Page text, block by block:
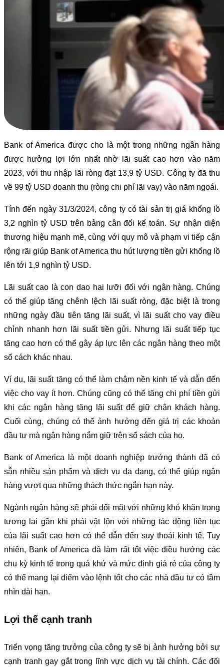
Bank of America được cho là một trong những ngân hàng
được hưởng lợi lớn nhất nhờ lãi suất cao hơn vào năm
2023, với thu nhập lãi ròng đạt 13,9 tỷ USD. Công ty đã thu
về 99 tỷ USD doanh thu (ròng chi phí lãi vay) vào năm ngoái.
Tính đến ngày 31/3/2024, công ty có tài sản trị giá khổng lồ
3,2 nghìn tỷ USD trên bảng cân đối kế toán. Sự nhận diện
thương hiệu mạnh mẽ, cùng với quy mô và phạm vi tiếp cận
rộng rãi giúp Bank of America thu hút lượng tiền gửi khổng lồ
lên tới 1,9 nghìn tỷ USD.
Lãi suất cao là con dao hai lưỡi đối với ngân hàng. Chúng
có thể giúp tăng chênh lệch lãi suất ròng, đặc biệt là trong
những ngày đầu tiên tăng lãi suất, vì lãi suất cho vay điều
chỉnh nhanh hơn lãi suất tiền gửi. Nhưng lãi suất tiếp tục
tăng cao hơn có thể gây áp lực lên các ngân hàng theo một
số cách khác nhau.
Ví dụ, lãi suất tăng có thể làm chậm nền kinh tế và dẫn đến
việc cho vay ít hơn. Chúng cũng có thể tăng chi phí tiền gửi
khi các ngân hàng tăng lãi suất để giữ chân khách hàng.
Cuối cùng, chúng có thể ảnh hưởng đến giá trị các khoản
đầu tư mà ngân hàng nắm giữ trên sổ sách của họ.
Bank of America là một doanh nghiệp trưởng thành đã có
sẵn nhiều sản phẩm và dịch vụ đa dạng, có thể giúp ngân
hàng vượt qua những thách thức ngắn hạn này.
Ngành ngân hàng sẽ phải đối mặt với những khó khăn trong
tương lai gần khi phải vật lộn với những tác động liên tục
của lãi suất cao hơn có thể dẫn đến suy thoái kinh tế. Tuy
nhiên, Bank of America đã làm rất tốt việc điều hướng các
chu kỳ kinh tế trong quá khứ và mức định giá rẻ của công ty
có thể mang lại điểm vào lệnh tốt cho các nhà đầu tư có tầm
nhìn dài hạn.
Lợi thế cạnh tranh
Triển vọng tăng trưởng của công ty sẽ bị ảnh hưởng bởi sự
cạnh tranh gay gắt trong lĩnh vực dịch vụ tài chính. Các đối